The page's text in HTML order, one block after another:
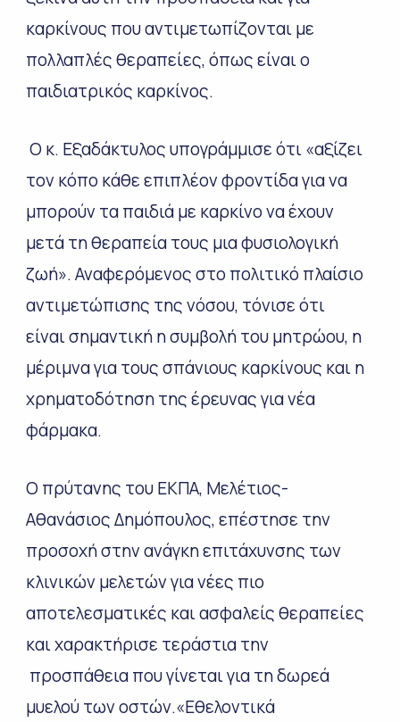
καρκίνους που αντιμετωπίζονται με
πολλαπλές θεραπείες, όπως είναι ο
παιδιατρικός καρκίνος.
Ο κ. Εξαδάκτυλος υπογράμμισε ότι «αξίζει
τον κόπο κάθε επιπλέον φροντίδα για να
μπορούν τα παιδιά με καρκίνο να έχουν
μετά τη θεραπεία τους μια φυσιολογική
ζωή». Αναφερόμενος στο πολιτικό πλαίσιο
αντιμετώπισης της νόσου, τόνισε ότι
είναι σημαντική η συμβολή του μητρώου, η
μέριμνα για τους σπάνιους καρκίνους και η
χρηματοδότηση της έρευνας για νέα
φάρμακα.
Ο πρύτανης του ΕΚΠΑ, Μελέτιος-
Αθανάσιος Δημόπουλος, επέστησε την
προσοχή στην ανάγκη επιτάχυνσης των
κλινικών μελετών για νέες πιο
αποτελεσματικές και ασφαλείς θεραπείες
και χαρακτήρισε τεράστια την
προσπάθεια που γίνεται για τη δωρεά
μυελού των οστών.«Εθελοντικά